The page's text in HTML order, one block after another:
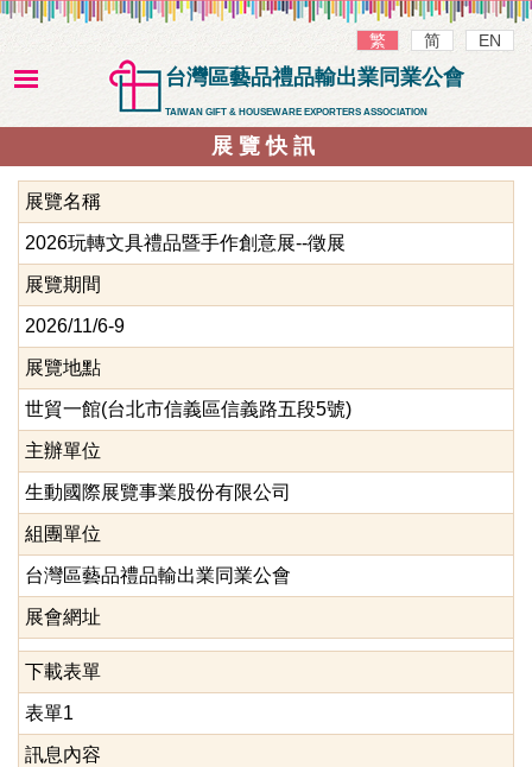
繁 简 EN
台灣區藝品禮品輸出業同業公會
TAIWAN GIFT & HOUSEWARE EXPORTERS ASSOCIATION
展覽快訊
展覽名稱
2026玩轉文具禮品暨手作創意展--徵展
展覽期間
2026/11/6-9
展覽地點
世貿一館(台北市信義區信義路五段5號)
主辦單位
生動國際展覽事業股份有限公司
組團單位
台灣區藝品禮品輸出業同業公會
展會網址
下載表單
表單1
訊息內容